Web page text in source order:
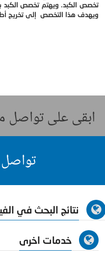
تخصص الكبد. ويهتم تخصص الكبد
ويهدف هذا التخصص إلى تخريج
ابقى على تواصل
نتائج البحث في
خدمات اخرى